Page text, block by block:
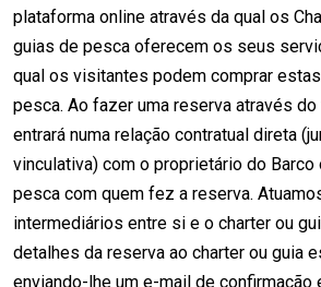
plataforma online através da qual os
guias de pesca oferecem os seus
qual os visitantes podem comprar
pesca. Ao fazer uma reserva através
entrará numa relação contratual direta
vinculativa) com o proprietário do Barco
pesca com quem fez a reserva.
intermediários entre si e o charter ou
detalhes da reserva ao charter ou guia
enviando-lhe um e-mail de confirmação